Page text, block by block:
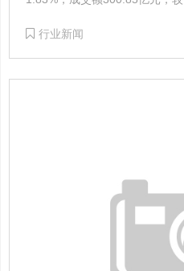
行业新闻